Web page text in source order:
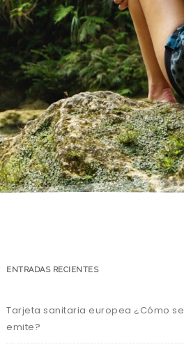
ENTRADAS RECIENTES
Tarjeta sanitaria europea ¿Cómo se
emite?